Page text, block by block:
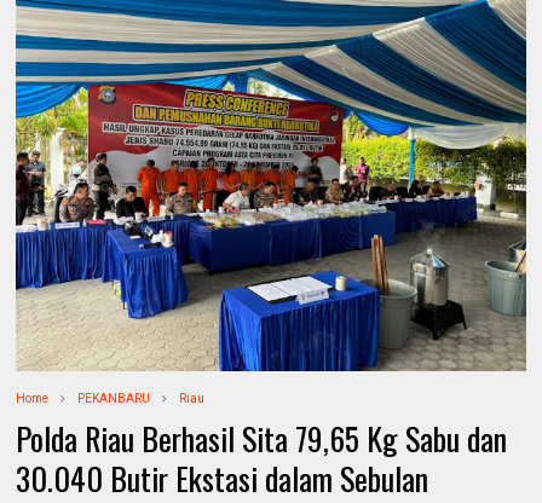
Home PEKANBARU Riau
Polda Riau Berhasil Sita 79,65 Kg Sabu dan
30.040 Butir Ekstasi dalam Sebulan